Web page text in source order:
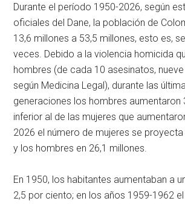
Durante el período 1950-2026, según
oficiales del Dane, la población de
13,6 millones a 53,5 millones, esto es,
veces. Debido a la violencia homicida
hombres (de cada 10 asesinatos,
según Medicina Legal), durante las
generaciones los hombres aumentaron
inferior al de las mujeres que
2026 el número de mujeres se proyecta
y los hombres en 26,1 millones.
En 1950, los habitantes aumentaban a
2,5 por ciento; en los años 1959-1962